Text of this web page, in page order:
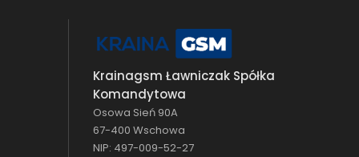
Krainagsm Ławniczak Spółka
Komandytowa
Osowa Sień 90A
67-400 Wschowa
NIP: 497-009-52-27